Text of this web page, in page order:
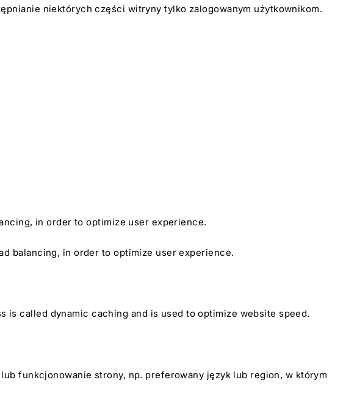
niektórych części witryny tylko zalogowanym użytkownikom.
in order to optimize user experience.
balancing, in order to optimize user experience.
called dynamic caching and is used to optimize website speed.
funkcjonowanie strony, np. preferowany język lub region, w którym